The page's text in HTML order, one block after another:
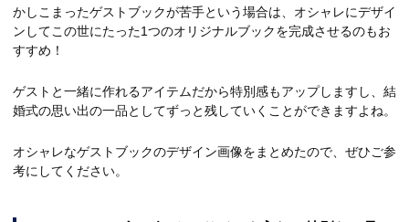
かしこまったゲストブックが苦手という場合は、オシャレにデザイ
ンしてこの世にたった1つのオリジナルブックを完成させるのもお
すすめ！
ゲストと一緒に作れるアイテムだから特別感もアップしますし、結
婚式の思い出の一品としてずっと残していくことができますよね。
オシャレなゲストブックのデザイン画像をまとめたので、ぜひご参
考にしてください。